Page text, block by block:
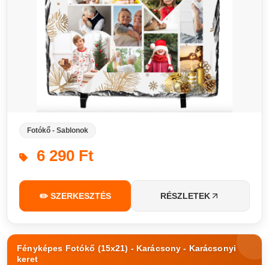
Fotókő - Sablonok
6 290 Ft
✏️ SZERKESZTÉS RÉSZLETEK
Fényképes Fotókő (15x21) - Karácsony - Karácsonyi
keret